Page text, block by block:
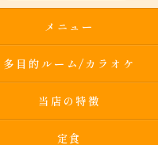
メニュー
多目的ルーム/カラオケ
当店の特徴
定食